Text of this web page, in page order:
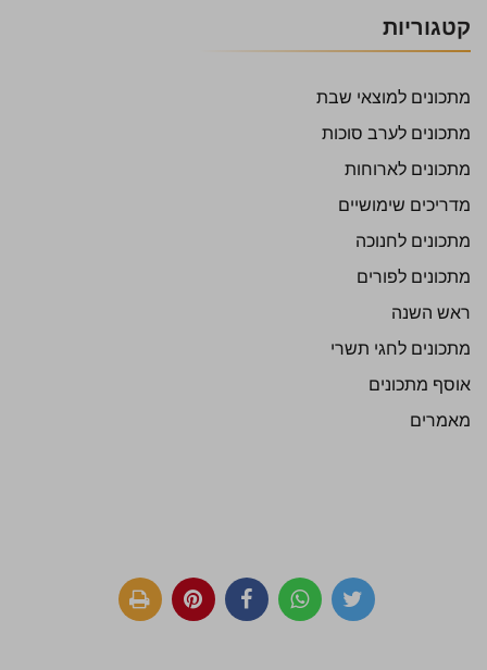
קטגוריות
מתכונים למוצאי שבת
מתכונים לערב סוכות
מתכונים לארוחות
מדריכים שימושיים
מתכונים לחנוכה
מתכונים לפורים
ראש השנה
מתכונים לחגי תשרי
אוסף מתכונים
מאמרים